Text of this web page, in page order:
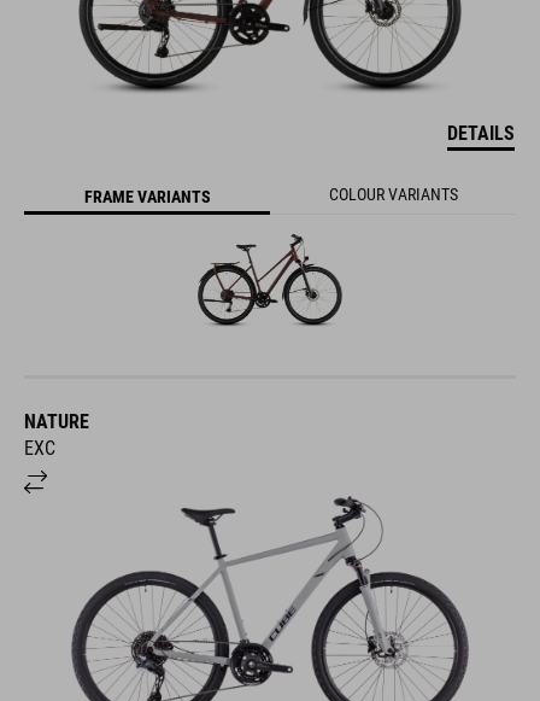
DETAILS
FRAME VARIANTS COLOUR VARIANTS
NATURE
EXC